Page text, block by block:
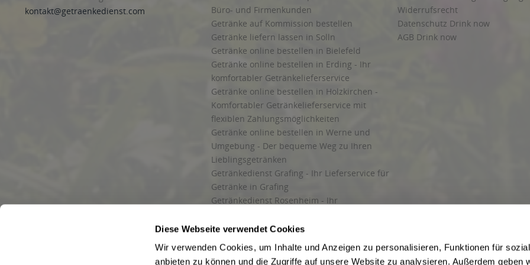
Diese Webseite verwendet Cookies
Wir verwenden Cookies, um Inhalte und Anzeigen zu personalisieren, Funktionen für
anbieten zu können und die Zugriffe auf unsere Website zu analysieren. Außerdem geben
kontakt@getraenkedienst.com
Büro- und Firmenkunden
Getränke auf Kommission bestellen
Getränke liefern lassen in Solln
Getränke online bestellen in Bielefeld
Getränke online bestellen in Erding - Ihr
komfortabler Getränkelieferservice
Getränke online bestellen in Holzkirchen -
Komfortabler Getränkelieferservice mit
flexiblen Zahlungsmöglichkeiten
Getränke online bestellen in Werne und
Umgebung - Der bequeme Weg zu Ihren
Lieblingsgetränken
Getränkedienst Grafing - Ihr Lieferservice für
Getränke in Grafing
Getränkedienst Rosenheim - Ihr
und Umgebung
Liefergebiet
Widerrufsrecht
Datenschutz Drink now
AGB Drink now